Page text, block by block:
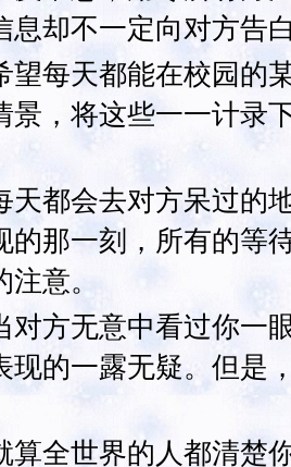
息却不一定向对方告
每天都能在校园的
景，将这些一一计录
都会去对方呆过的
的那一刻，所有的等
意。
方无意中看过你一
现的一露无疑。但是
全世界的人都清楚